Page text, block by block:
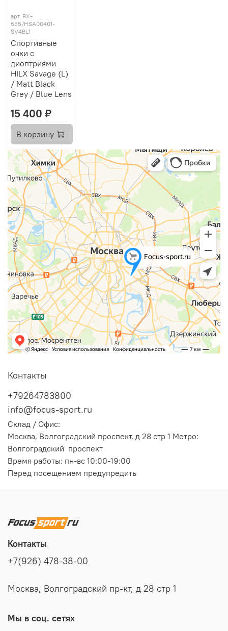
арт. RX-
555/HSA00401-
SV4BL1
Спортивные
очки с
диоптриями
HILX Savage (L)
/ Matt Black
Grey / Blue Lens
15 400 ₽
В корзину
Контакты
+79264783800
info@focus-sport.ru
Склад / Офис:
Москва, Волгоградский проспект, д 28 стр 1 Метро:
Волгоградский проспект
Время работы: пн-вс 10:00-19:00
Перед посещением предупредить
Контакты
+7(926) 478-38-00
Москва, Волгоградский пр-кт, д 28 стр 1
Мы в соц. сетях